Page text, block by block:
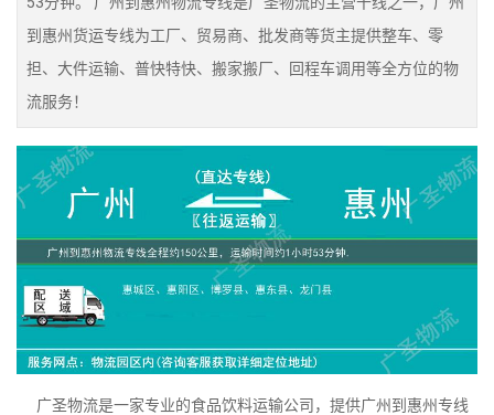
到惠州货运专线为工厂、贸易商、批发商等货主提供整车、零
担、大件运输、普快特快、搬家搬厂、回程车调用等全方位的物
流服务！
广圣物流是一家专业的食品饮料运输公司，提供广州到惠州专线